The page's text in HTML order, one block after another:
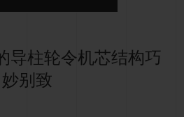
导柱轮令机芯结构巧
妙别致